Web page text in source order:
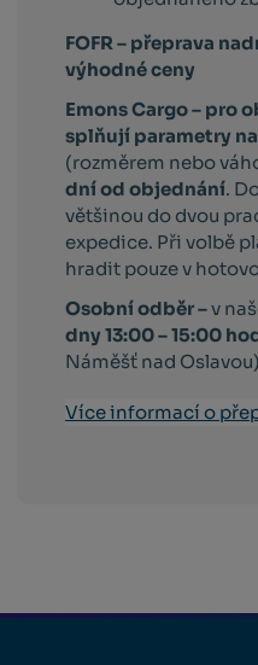
FOFR – přeprava
výhodné ceny
Emons Cargo – pro
splňují parametry
(rozměrem nebo
dní od objednání.
většinou do dvou
expedice. Při volbě
hradit pouze v
Osobní odběr –v
dny 13:00 – 15:00
Náměšť nad Oslavou)
Více informací o